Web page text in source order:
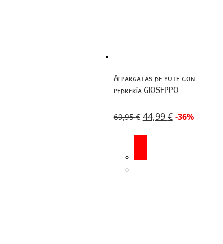
Alpargatas de yute con
pedrería GIOSEPPO
69,95€ 44,99 € -36%